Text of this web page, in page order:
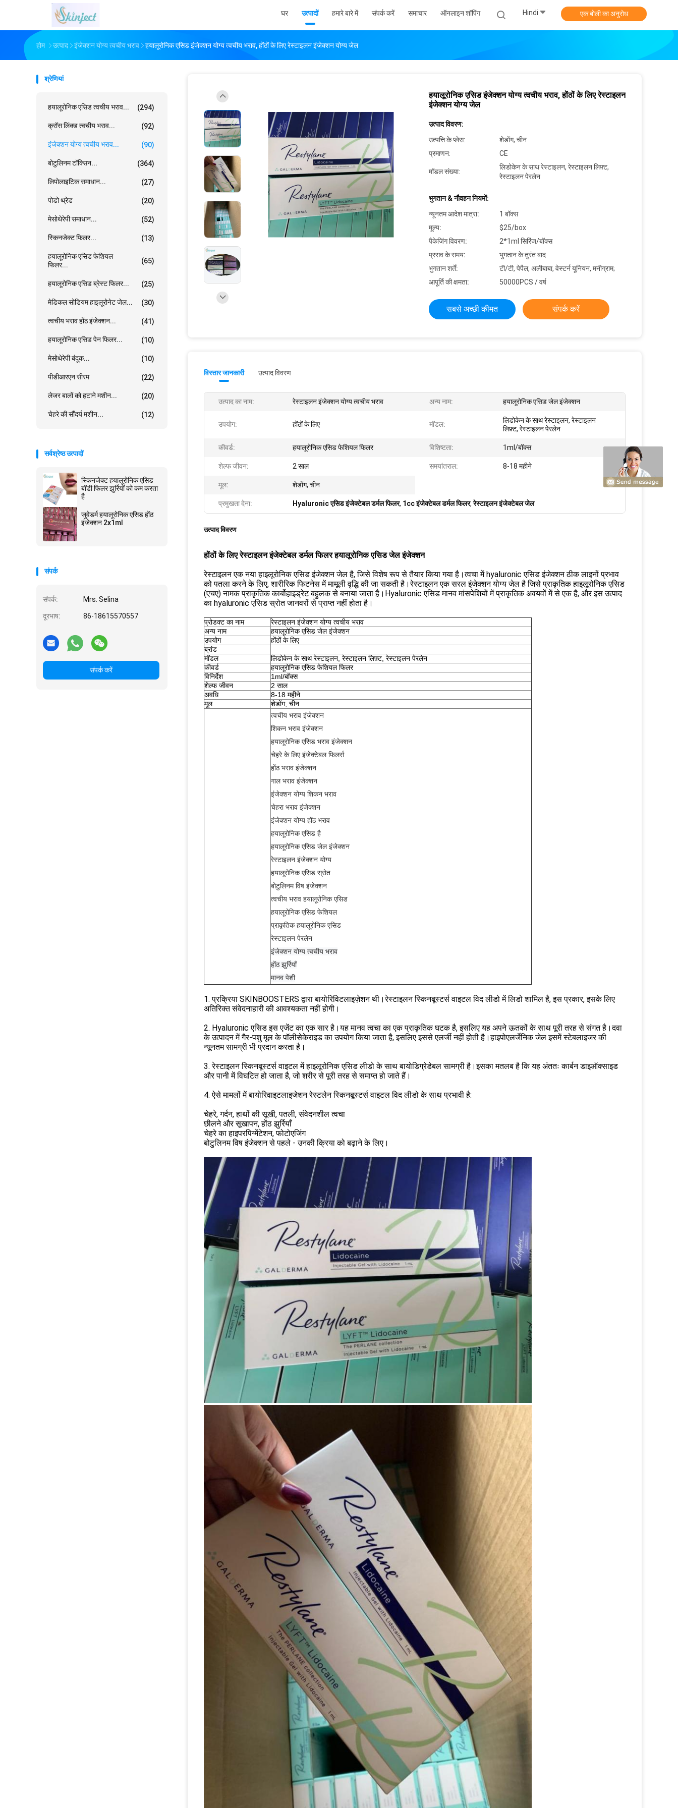
घर उत्पादों हमारे बारे में संपर्क करें समाचार ऑनलाइन शॉपिंग Hindi एक बोली का अनुरोध
होम उत्पाद इंजेक्शन योग्य त्वचीय भराव हयालूरोनिक एसिड इंजेक्शन योग्य त्वचीय भराव, होंठों के लिए रेस्टाइलन इंजेक्शन योग्य जेल
श्रेणियां
हयालूरोनिक एसिड त्वचीय भराव... (294)
क्रॉस लिंक्ड त्वचीय भराव... (92)
इंजेक्शन योग्य त्वचीय भराव... (90)
बोटुलिनम टॉक्सिन... (364)
लिपोलाइटिक समाधान... (27)
पोडो थ्रेड (20)
मेसोथेरेपी समाधान... (52)
स्किनजेक्ट फिलर... (13)
हयालूरोनिक एसिड फेशियल
फिलर...
(65)
हयालूरोनिक एसिड ब्रेस्ट फिलर... (25)
मेडिकल सोडियम हाइलूरोनेट जेल... (30)
त्वचीय भराव होंठ इंजेक्शन... (41)
हयालूरोनिक एसिड पेन फिलर... (10)
मेसोथेरेपी बंदूक... (10)
पीडीआरएन सीरम (22)
लेजर बालों को हटाने मशीन... (20)
चेहरे की सौंदर्य मशीन... (12)
सर्वश्रेष्ठ उत्पादों
स्किनजेक्ट हयालूरोनिक एसिड
बॉडी फिलर झुर्रियों को कम करता
है
जुवेडर्म हयालूरोनिक एसिड होंठ
इंजेक्शन 2x1ml
संपर्क
संपर्क: Mrs. Selina
दूरभाष: 86-18615570557
संपर्क करें
हयालूरोनिक एसिड इंजेक्शन योग्य त्वचीय भराव, होंठों के लिए रेस्टाइलन
इंजेक्शन योग्य जेल
उत्पाद विवरण:
उत्पत्ति के प्लेस:
शेडोंग, चीन
प्रमाणन:
CE
मॉडल संख्या:
लिडोकेन के साथ रेस्टाइलन, रेस्टाइलन लिफ़्ट,
रेस्टाइलन पेरलेन
भुगतान & नौवहन नियमों:
न्यूनतम आदेश मात्रा:
1 बॉक्स
मूल्य:
$25/box
पैकेजिंग विवरण:
2*1ml सिरिंज/बॉक्स
प्रसव के समय:
भुगतान के तुरंत बाद
भुगतान शर्तें:
टी/टी, पेपैल, अलीबाबा, वेस्टर्न यूनियन, मनीग्राम;
आपूर्ति की क्षमता:
50000PCS / वर्ष
सबसे अच्छी कीमत संपर्क करें
विस्तार जानकारी उत्पाद विवरण
उत्पाद का नाम: रेस्टाइलन इंजेक्शन योग्य त्वचीय भराव अन्य नाम: हयालूरोनिक एसिड जेल इंजेक्शन
उपयोग: होंठों के लिए मॉडल:
लिडोकेन के साथ रेस्टाइलन, रेस्टाइलन
लिफ़्ट, रेस्टाइलन पेरलेन
कीवर्ड: हयालूरोनिक एसिड फेशियल फिलर विशिष्टता: 1ml/बॉक्स
शेल्फ जीवन: 2 साल समयांतराल: 8-18 महीने
मूल: शेडोंग, चीन
प्रमुखता देना: Hyaluronic एसिड इंजेक्टेबल डर्मल फिलर, 1cc इंजेक्टेबल डर्मल फिलर,रेस्टाइलन इंजेक्टेबल जेल
उत्पाद विवरण
होंठों के लिए रेस्टाइलन इंजेक्टेबल डर्मल फिलर हयालूरोनिक एसिड जेल इंजेक्शन
रेस्टाइलन एक नया हाइलूरोनिक एसिड इंजेक्शन जेल है, जिसे विशेष रूप से तैयार किया गया है।त्वचा में hyaluronic एसिड इंजेक्शन ठीक लाइनों प्रभाव
को पतला करने के लिए, शारीरिक फिटनेस में मामूली वृद्धि की जा सकती है।रेस्टाइलन एक सरल इंजेक्शन योग्य जेल है जिसे प्राकृतिक हाइलूरोनिक एसिड
(एचए) नामक प्राकृतिक कार्बोहाइड्रेट बहुलक से बनाया जाता है।Hyaluronic एसिड मानव मांसपेशियों में प्राकृतिक अवयवों में से एक है, और इस उत्पाद
का hyaluronic एसिड स्रोत जानवरों से प्राप्त नहीं होता है।
प्रोडक्ट का नाम
रेस्टाइलन इंजेक्शन योग्य त्वचीय भराव
अन्य नाम
हयालूरोनिक एसिड जेल इंजेक्शन
उपयोग
होंठों के लिए
ब्रांड
मॉडल
लिडोकेन के साथ रेस्टाइलन, रेस्टाइलन लिफ़्ट, रेस्टाइलन पेरलेन
कीवर्ड
हयालूरोनिक एसिड फेशियल फिलर
विनिर्देश
1ml/बॉक्स
शेल्फ जीवन
2 साल
अवधि
8-18 महीने
मूल
शेडोंग, चीन
त्वचीय भराव इंजेक्शन
शिकन भराव इंजेक्शन
हयालूरोनिक एसिड भराव इंजेक्शन
चेहरे के लिए इंजेक्टेबल फिलर्स
होंठ भराव इंजेक्शन
गाल भराव इंजेक्शन
इंजेक्शन योग्य शिकन भराव
चेहरा भराव इंजेक्शन
इंजेक्शन योग्य होंठ भराव
हयालूरोनिक एसिड है
हयालूरोनिक एसिड जेल इंजेक्शन
रेस्टाइलन इंजेक्शन योग्य
हयालूरोनिक एसिड स्रोत
बोटुलिनम विष इंजेक्शन
त्वचीय भराव हयालूरोनिक एसिड
हयालूरोनिक एसिड फेशियल
प्राकृतिक हयालूरोनिक एसिड
रेस्टाइलन पेरलेन
इंजेक्शन योग्य त्वचीय भराव
होंठ झुर्रियाँ
मानव पेशी
1. प्रक्रिया SKINBOOSTERS द्वारा बायोरिविटलाइज़ेशन थी।रेस्टाइलन स्किनबूस्टर्स वाइटल विद लीडो में लिडो शामिल है, इस प्रकार, इसके लिए
अतिरिक्त संवेदनाहारी की आवश्यकता नहीं होगी।
2. Hyaluronic एसिड इस एजेंट का एक सार है।यह मानव त्वचा का एक प्राकृतिक घटक है, इसलिए यह अपने ऊतकों के साथ पूरी तरह से संगत है।दवा
के उत्पादन में गैर-पशु मूल के पॉलीसेकेराइड का उपयोग किया जाता है, इसलिए इससे एलर्जी नहीं होती है।हाइपोएलर्जेनिक जेल इसमें स्टेबलाइजर की
न्यूनतम सामग्री भी प्रदान करता है।
3. रेस्टाइलन स्किनबूस्टर्स वाइटल में हाइलूरोनिक एसिड लीडो के साथ बायोडिग्रेडेबल सामग्री है।इसका मतलब है कि यह अंततः कार्बन डाइऑक्साइड
और पानी में विघटित हो जाता है, जो शरीर से पूरी तरह से समाप्त हो जाते हैं।
4. ऐसे मामलों में बायोरिवाइटलाइजेशन रेस्टलेन स्किनबूस्टर्स वाइटल विद लीडो के साथ प्रभावी है:
चेहरे, गर्दन, हाथों की सूखी, पतली, संवेदनशील त्वचा
छीलने और सूखापन, होंठ झुर्रियाँ
चेहरे का हाइपरपिग्मेंटेशन, फोटोएजिंग
बोटुलिनम विष इंजेक्शन से पहले - उनकी क्रिया को बढ़ाने के लिए।